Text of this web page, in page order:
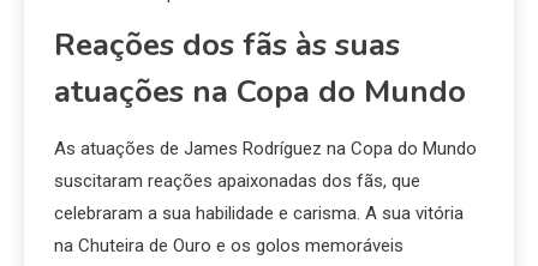
Reações dos fãs às suas
atuações na Copa do Mundo
As atuações de James Rodríguez na Copa do Mundo
suscitaram reações apaixonadas dos fãs, que
celebraram a sua habilidade e carisma. A sua vitória
na Chuteira de Ouro e os golos memoráveis